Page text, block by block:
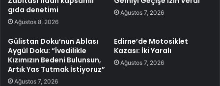
gıda denetimi
Ağustos 8, 2026
Ağustos 7, 2026
Gülistan Doku’nun Ablası
Aygül Doku: “İvedilikle
Kızımızın Bedeni Bulunsun,
Artık Yas Tutmak İstiyoruz”
Ağustos 7, 2026
Edirne’de Motosiklet
Kazası: İki Yaralı
Ağustos 7, 2026